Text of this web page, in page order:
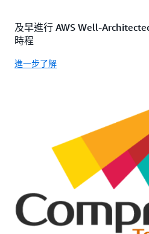
及早進行 AWS Well-
時程
進一步了解